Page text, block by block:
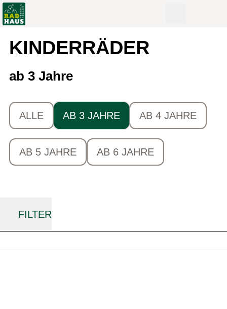
KINDERRÄDER
ab 3 Jahre
ALLE AB 3 JAHRE AB 4 JAHRE
AB 5 JAHRE AB 6 JAHRE
FILTER